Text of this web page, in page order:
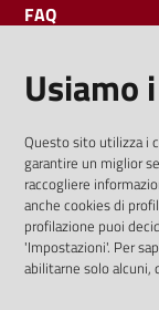
FAQ
I dati personali
previste dalla
36/2006
Usiamo
Questo sito utilizza i
garantire un miglior
raccogliere
anche cookies di
profilazione puoi
'Impostazioni'. Per
abilitarne solo alcuni,